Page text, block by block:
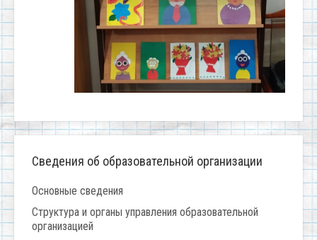
Сведения об образовательной организации
Основные сведения
Структура и органы управления образовательной
организацией